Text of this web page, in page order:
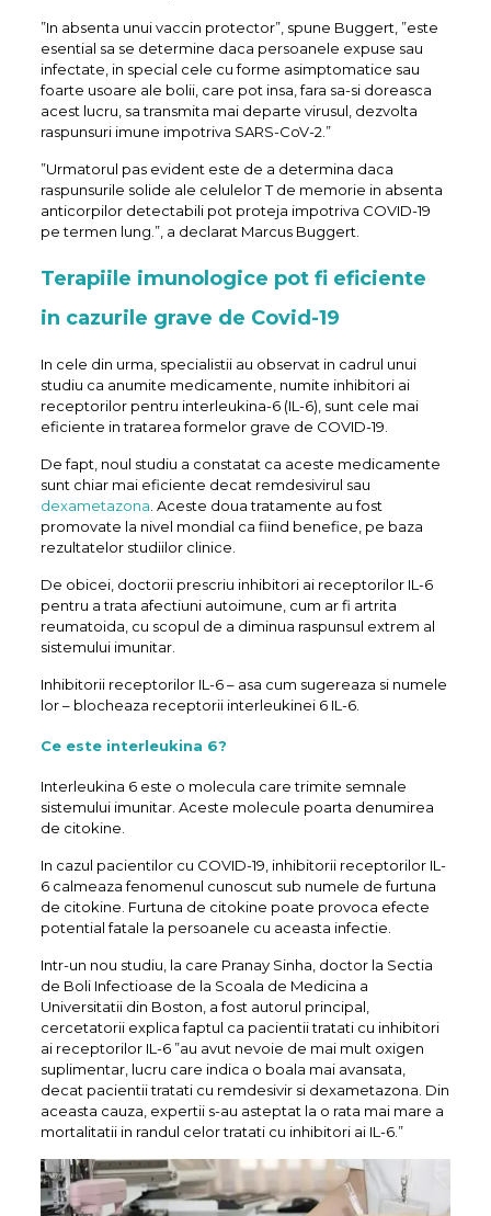
”In absenta unui vaccin protector”, spune Buggert, ”este
esential sa se determine daca persoanele expuse sau
infectate, in special cele cu forme asimptomatice sau
foarte usoare ale bolii, care pot insa, fara sa-si doreasca
acest lucru, sa transmita mai departe virusul, dezvolta
raspunsuri imune impotriva SARS-CoV-2.”
”Urmatorul pas evident este de a determina daca
raspunsurile solide ale celulelor T de memorie in absenta
anticorpilor detectabili pot proteja impotriva COVID-19
pe termen lung.”, a declarat Marcus Buggert.
Terapiile imunologice pot fi eficiente
in cazurile grave de Covid-19
In cele din urma, specialistii au observat in cadrul unui
studiu ca anumite medicamente, numite inhibitori ai
receptorilor pentru interleukina-6 (IL-6), sunt cele mai
eficiente in tratarea formelor grave de COVID-19.
De fapt, noul studiu a constatat ca aceste medicamente
sunt chiar mai eficiente decat remdesivirul sau
dexametazona . Aceste doua tratamente au fost
promovate la nivel mondial ca fiind benefice, pe baza
rezultatelor studiilor clinice.
De obicei, doctorii prescriu inhibitori ai receptorilor IL-6
pentru a trata afectiuni autoimune, cum ar fi artrita
reumatoida, cu scopul de a diminua raspunsul extrem al
sistemului imunitar.
Inhibitorii receptorilor IL-6 – asa cum sugereaza si numele
lor – blocheaza receptorii interleukinei 6 IL-6.
Ce este interleukina 6?
Interleukina 6 este o molecula care trimite semnale
sistemului imunitar. Aceste molecule poarta denumirea
de citokine.
In cazul pacientilor cu COVID-19, inhibitorii receptorilor IL-
6 calmeaza fenomenul cunoscut sub numele de furtuna
de citokine. Furtuna de citokine poate provoca efecte
potential fatale la persoanele cu aceasta infectie.
Intr-un nou studiu, la care Pranay Sinha, doctor la Sectia
de Boli Infectioase de la Scoala de Medicina a
Universitatii din Boston, a fost autorul principal,
cercetatorii explica faptul ca pacientii tratati cu inhibitori
ai receptorilor IL-6 ”au avut nevoie de mai mult oxigen
suplimentar, lucru care indica o boala mai avansata,
decat pacientii tratati cu remdesivir si dexametazona. Din
aceasta cauza, expertii s-au asteptat la o rata mai mare a
mortalitatii in randul celor tratati cu inhibitori ai IL-6.”